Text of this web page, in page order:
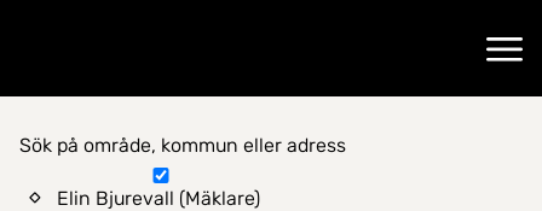
Hitta hem
Sök på område, kommun eller adress
Elin Bjurevall (Mäklare)